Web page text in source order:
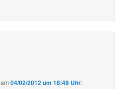
am04/02/2012 um 18:49 Uhr: